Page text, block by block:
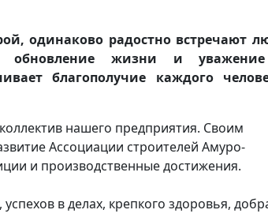
одинаково радостно встречают
обновление жизни и
благополучие каждого
нашего предприятия. Своим
Ассоциации строителей Амуро-
и производственные достижения.
в делах, крепкого здоровья,